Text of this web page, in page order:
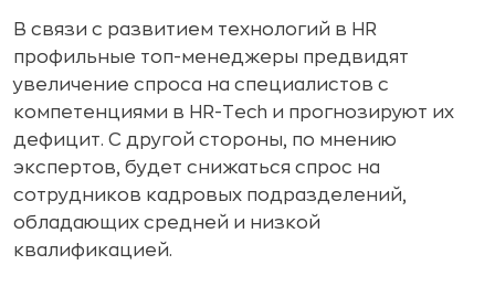
В связи с развитием технологий в HR
профильные топ-менеджеры предвидят
увеличение спроса на специалистов с
компетенциями в HR-Tech и прогнозируют их
дефицит. С другой стороны, по мнению
экспертов, будет снижаться спрос на
сотрудников кадровых подразделений,
обладающих средней и низкой
квалификацией.